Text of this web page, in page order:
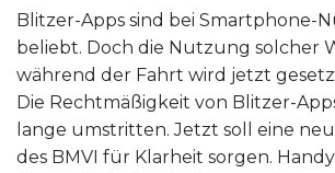
Blitzer-Apps sind bei Smartphone-
beliebt. Doch die Nutzung solcher
während der Fahrt wird jetzt
Die Rechtmäßigkeit von Blitzer-
lange umstritten. Jetzt soll eine
des BMVI für Klarheit sorgen.